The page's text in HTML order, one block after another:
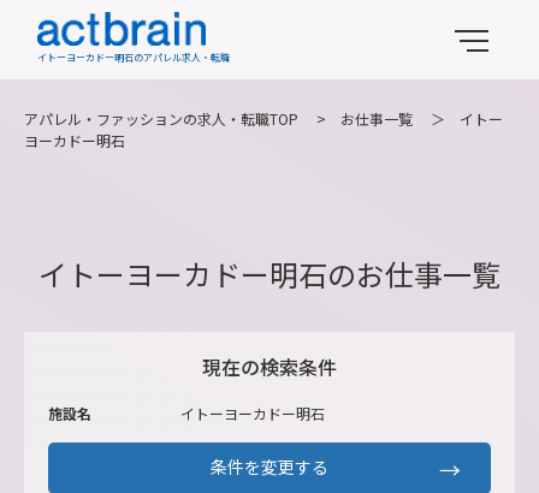
イトーヨーカドー明石のアパレル求人・転職
アパレル・ファッションの求人・転職TOP > お仕事一覧 ＞ イトー
ヨーカドー明石
イトーヨーカドー明石のお仕事一覧
現在の検索条件
施設名 イトーヨーカドー明石
条件を変更する